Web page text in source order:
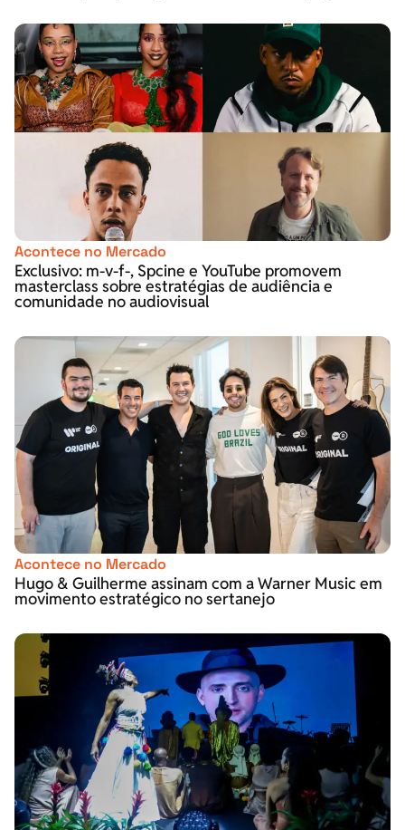
Acontece no Mercado
Exclusivo: m-v-f-, Spcine e YouTube promovem
masterclass sobre estratégias de audiência e
comunidade no audiovisual
Acontece no Mercado
Hugo & Guilherme assinam com a Warner Music em
movimento estratégico no sertanejo